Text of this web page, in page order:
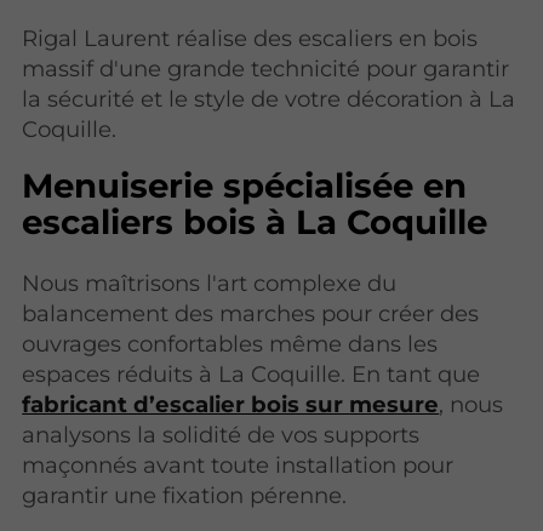
Rigal Laurent réalise des escaliers en bois
massif d'une grande technicité pour garantir
la sécurité et le style de votre décoration à La
Coquille.
Menuiserie spécialisée en
escaliers bois à La Coquille
Nous maîtrisons l'art complexe du
balancement des marches pour créer des
ouvrages confortables même dans les
espaces réduits à La Coquille. En tant que
fabricant d’escalier bois sur mesure, nous
analysons la solidité de vos supports
maçonnés avant toute installation pour
garantir une fixation pérenne.